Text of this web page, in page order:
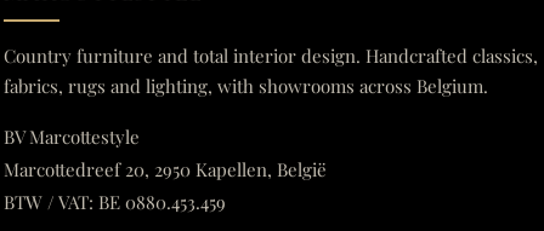
Country furniture and total interior design. Handcrafted classics,
fabrics, rugs and lighting, with showrooms across Belgium.
BV Marcottestyle
Marcottedreef 20, 2950 Kapellen, België
BTW / VAT: BE 0880.453.459